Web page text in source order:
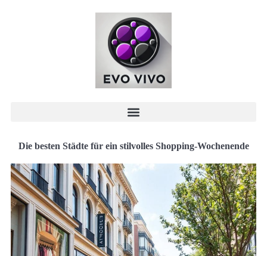
Die besten Städte für ein stilvolles Shopping-Wochenende